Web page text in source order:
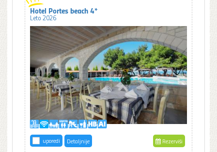
Hotel Portes beach 4*
Leto 2026
uporedi Detaljnije Rezerviši